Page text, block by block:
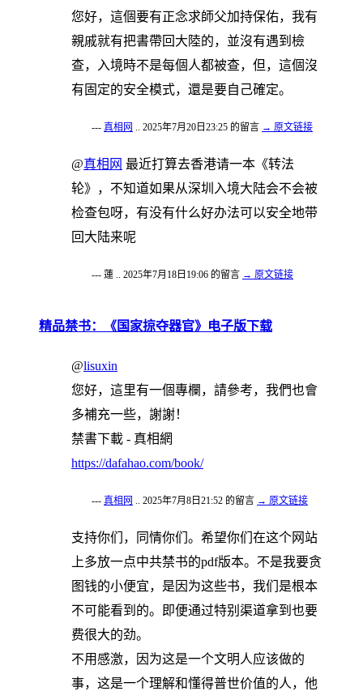
您好，這個要有正念求師父加持保佑，我有
親戚就有把書帶回大陸的，並沒有遇到檢
查，入境時不是每個人都被查，但，這個沒
有固定的安全模式，還是要自己確定。
--- 真相网 .. 2025年7月20日23:25 的留言 → 原文链接
@真相网 最近打算去香港请一本《转法
轮》，不知道如果从深圳入境大陆会不会被
检查包呀，有没有什么好办法可以安全地带
回大陆来呢
--- 蓮 .. 2025年7月18日19:06 的留言 → 原文链接
精品禁书：《国家掠夺器官》电子版下载
@lisuxin
您好，這里有一個專欄，請參考，我們也會
多補充一些，謝謝！
禁書下載 - 真相網
https://dafahao.com/book/
--- 真相网 .. 2025年7月8日21:52 的留言 → 原文链接
支持你们，同情你们。希望你们在这个网站
上多放一点中共禁书的pdf版本。不是我要贪
图钱的小便宜，是因为这些书，我们是根本
不可能看到的。即便通过特别渠道拿到也要
费很大的劲。
不用感激，因为这是一个文明人应该做的
事，这是一个理解和懂得普世价值的人，他